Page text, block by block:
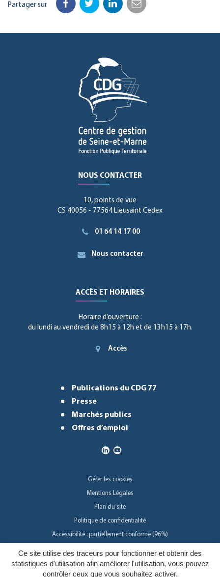
Ce site utilise des traceurs pour fonctionner et obtenir des
statistiques d'utilisation afin améliorer l'utilisation, vous pouvez
contrôler ceux que vous souhaitez activer.
Partager sur Facebook
TwitterLinkedIn
Email
NOUS CONTACTER
10, points de vue
CS 40056 - 77564 Lieusaint Cedex
01 64 14 17 00
Nous contacter
ACCÈS ET HORAIRES
Horaire d’ouverture :
du lundi au vendredi de 8h15 à 12h et de 13h15 à 17h.
Accès
Publications du CDG 77
Presse
Marchés publics
Offres d’emploi
Gérer les cookies
Mentions Légales
Plan du site
Politique de confidentialité
Accessibilité : partiellement conforme (96%)
Inovagora